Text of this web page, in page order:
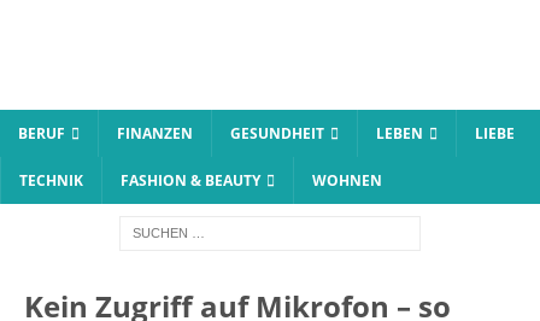
BERUF FINANZEN GESUNDHEIT LEBEN LIEBE
TECHNIK FASHION & BEAUTY WOHNEN
Kein Zugriff auf Mikrofon – so